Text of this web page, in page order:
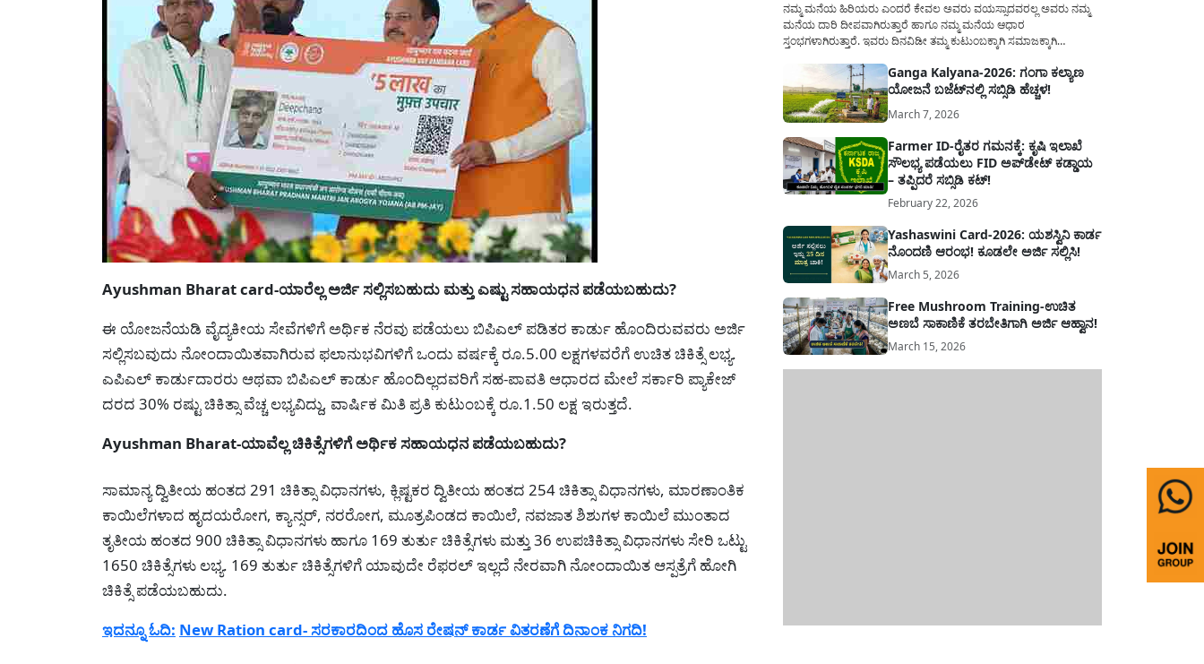
Ayushman Bharat card-ಯಾರೆಲ್ಲ ಅರ್ಜಿ ಸಲ್ಲಿಸಬಹುದು ಮತ್ತು ಎಷ್ಟು ಸಹಾಯಧನ ಪಡೆಯಬಹುದು?
ಈ ಯೋಜನೆಯಡಿ ವೈದ್ಯಕೀಯ ಸೇವೆಗಳಿಗೆ ಅರ್ಥಿಕ ನೆರವು ಪಡೆಯಲು ಬಿಪಿಎಲ್ ಪಡಿತರ ಕಾರ್ಡು ಹೊಂದಿರುವವರು ಅರ್ಜಿ
ಸಲ್ಲಿಸಬವುದು ನೋಂದಾಯಿತವಾಗಿರುವ ಫಲಾನುಭವಿಗಳಿಗೆ ಒಂದು ವರ್ಷಕ್ಕೆ ರೂ.5.00 ಲಕ್ಷಗಳವರೆಗೆ ಉಚಿತ ಚಿಕಿತ್ಸೆ ಲಭ್ಯ.
ಎಪಿಎಲ್ ಕಾರ್ಡುದಾರರು ಆಥವಾ ಬಿಪಿಎಲ್ ಕಾರ್ಡು ಹೊಂದಿಲ್ಲದವರಿಗೆ ಸಹ-ಪಾವತಿ ಆಧಾರದ ಮೇಲೆ ಸರ್ಕಾರಿ ಪ್ಯಾಕೇಜ್
ದರದ 30% ರಷ್ಟು ಚಿಕಿತ್ಸಾ ವೆಚ್ಚ ಲಭ್ಯವಿದ್ದು, ವಾರ್ಷಿಕ ಮಿತಿ ಪ್ರತಿ ಕುಟುಂಬಕ್ಕೆ ರೂ.1.50 ಲಕ್ಷ ಇರುತ್ತದೆ.
Ayushman Bharat-ಯಾವೆಲ್ಲ ಚಿಕಿತ್ಸೆಗಳಿಗೆ ಅರ್ಥಿಕ ಸಹಾಯಧನ ಪಡೆಯಬಹುದು?
ಸಾಮಾನ್ಯ ದ್ವಿತೀಯ ಹಂತದ 291 ಚಿಕಿತ್ಸಾ ವಿಧಾನಗಳು, ಕ್ಲಿಷ್ಟಕರ ದ್ವಿತೀಯ ಹಂತದ 254 ಚಿಕಿತ್ಸಾ ವಿಧಾನಗಳು, ಮಾರಣಾಂತಿಕ
ಕಾಯಿಲೆಗಳಾದ ಹೃದಯರೋಗ, ಕ್ಯಾನ್ಸರ್, ನರರೋಗ, ಮೂತ್ರಪಿಂಡದ ಕಾಯಿಲೆ, ನವಜಾತ ಶಿಶುಗಳ ಕಾಯಿಲೆ ಮುಂತಾದ
ತೃತೀಯ ಹಂತದ 900 ಚಿಕಿತ್ಸಾ ವಿಧಾನಗಳು ಹಾಗೂ 169 ತುರ್ತು ಚಿಕಿತ್ಸೆಗಳು ಮತ್ತು 36 ಉಪಚಿಕಿತ್ಸಾ ವಿಧಾನಗಳು ಸೇರಿ ಒಟ್ಟು
1650 ಚಿಕಿತ್ಸೆಗಳು ಲಭ್ಯ. 169 ತುರ್ತು ಚಿಕಿತ್ಸೆಗಳಿಗೆ ಯಾವುದೇ ರೆಫರಲ್ ಇಲ್ಲದೆ ನೇರವಾಗಿ ನೋಂದಾಯಿತ ಆಸ್ಪತ್ರೆಗೆ ಹೋಗಿ
ಚಿಕಿತ್ಸೆ ಪಡೆಯಬಹುದು.
ಇದನ್ನೂ ಓದಿ: New Ration card- ಸರಕಾರದಿಂದ ಹೊಸ ರೇಷನ್ ಕಾರ್ಡ ವಿತರಣೆಗೆ ದಿನಾಂಕ ನಿಗದಿ!
ನಮ್ಮ ಮನೆಯ ಹಿರಿಯರು ಎಂದರೆ ಕೇವಲ ಅವರು ವಯಸ್ಸಾದವರಲ್ಲ ಅವರು ನಮ್ಮ
ಮನೆಯ ದಾರಿ ದೀಪವಾಗಿರುತ್ತಾರೆ ಹಾಗೂ ನಮ್ಮ ಮನೆಯ ಆಧಾರ
ಸ್ತಂಭಗಳಾಗಿರುತ್ತಾರೆ. ಇವರು ದಿನವಿಡೀ ತಮ್ಮ ಕುಟುಂಬಕ್ಕಾಗಿ ಸಮಾಜಕ್ಕಾಗಿ
ನೆಮ್ಮದಿಯಿಂದ ಕಳೆಯಬೇಕೆಂಬುದು ಪ್ರತಿಯೊಬ್ಬರ ಕನಸಾಗಿರುತ್ತದೆ ಆದ್ದರಿಂದ
ಸರ್ಕಾರವು ಹಿರಿಯ ನಾಗರಿಕರ ಗುರುತಿನ ಚೀಟಿ...
Ganga Kalyana-2026: ಗಂಗಾ ಕಲ್ಯಾಣ
ಯೋಜನೆ ಬಜೆಟ್‌ನಲ್ಲಿ ಸಬ್ಸಿಡಿ ಹೆಚ್ಚಳ!
March 7, 2026
Farmer ID-ರೈತರ ಗಮನಕ್ಕೆ: ಕೃಷಿ ಇಲಾಖೆ
ಸೌಲಭ್ಯ ಪಡೆಯಲು FID ಅಪ್‌ಡೇಟ್ ಕಡ್ಡಾಯ
– ತಪ್ಪಿದರೆ ಸಬ್ಸಿಡಿ ಕಟ್!
February 22, 2026
Yashaswini Card-2026: ಯಶಸ್ವಿನಿ ಕಾರ್ಡ
ನೊಂದಣಿ ಆರಂಭ! ಕೂಡಲೇ ಅರ್ಜಿ ಸಲ್ಲಿಸಿ!
March 5, 2026
Free Mushroom Training-ಉಚಿತ
ಅಣಬೆ ಸಾಕಾಣಿಕೆ ತರಬೇತಿಗಾಗಿ ಅರ್ಜಿ ಆಹ್ವಾನ!
March 15, 2026